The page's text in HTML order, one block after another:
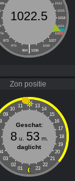
1012
1015
1018
1021
1024
973
1027
970
1030
|
964 1036
1022.5
Zon positie
11 13
10
14
09
15
16
17
18
19
20
03
21
02
22
01 23
Geschat:
8u. 53m.
daglicht